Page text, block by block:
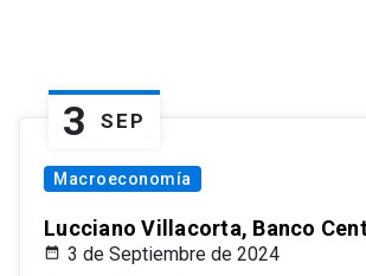
3 SEP
Macroeconomía
Lucciano Villacorta, Banco
3 de Septiembre de 2024